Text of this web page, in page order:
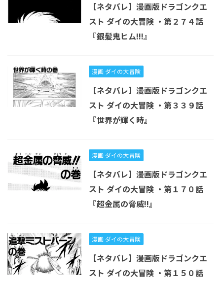
【ネタバレ】漫画版ドラゴンクエ
スト ダイの大冒険 ・第２７４話
『銀髪鬼ヒム!!!』
漫画 ダイの大冒険
【ネタバレ】漫画版ドラゴンクエ
スト ダイの大冒険 ・第３３９話
『世界が輝く時』
漫画 ダイの大冒険
【ネタバレ】漫画版ドラゴンクエ
スト ダイの大冒険 ・第１７０話
『超金属の脅威!!』
漫画 ダイの大冒険
【ネタバレ】漫画版ドラゴンクエ
スト ダイの大冒険 ・第１５０話